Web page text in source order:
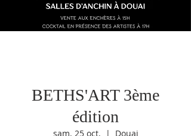
BETHS'ART 3ème
édition
sam. 25 oct.
  |
Douai